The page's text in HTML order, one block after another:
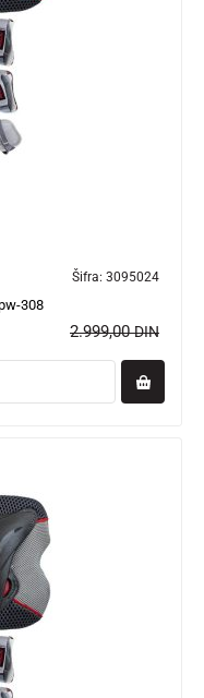
Šifra: 3095024
308
2.999,00DIN